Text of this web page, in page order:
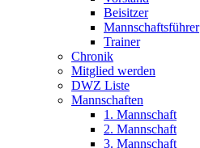
Beisitzer
Mannschaftsführer
Trainer
Chronik
Mitglied werden
DWZ Liste
Mannschaften
1. Mannschaft
2. Mannschaft
3. Mannschaft